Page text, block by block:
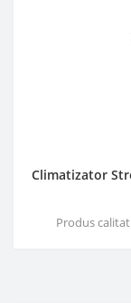
Climatizator
Produs